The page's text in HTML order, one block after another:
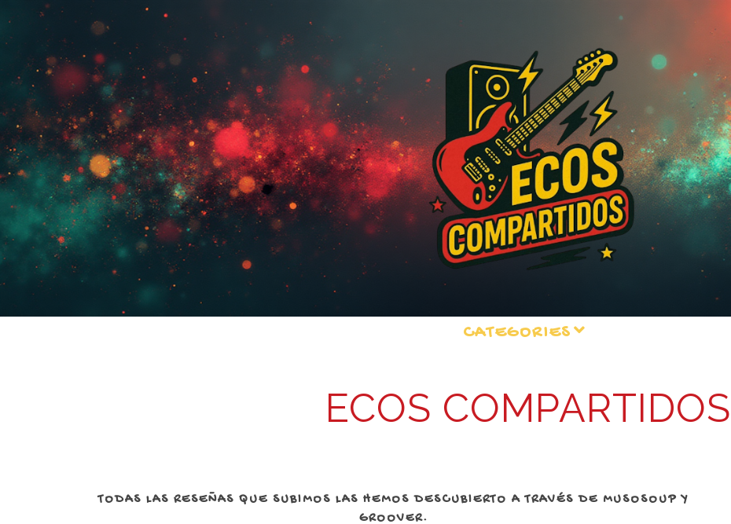
CATEGORIES
ECOS COMPARTIDOS
TODAS LAS RESEÑAS QUE SUBIMOS LAS HEMOS DESCUBIERTO A TRAVÉS DE MUSOSOUP Y
GROOVER.